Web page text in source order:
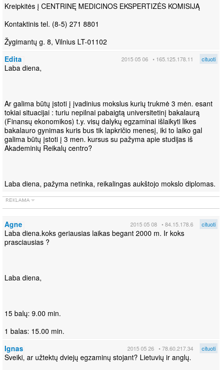
Kreipkitės į CENTRINĘ MEDICINOS EKSPERTIZĖS KOMISIJĄ
Kontaktinis tel. (8-5) 271 8801
Žygimantų g. 8, Vilnius LT-01102
Edita
2015 05 06 • 165.125.178.11 cituoti
Laba diena,
Ar galima būtų įstoti į įvadinius mokslus kurių trukmė 3 mėn. esant
tokiai situacijai : turiu nepilnai pabaigtą universitetinį bakalaurą
(Finansų ekonomikos) t.y. visų dalykų egzaminai išlaikyti likes
bakalauro gynimas kuris bus tik lapkričio menesį, iki to laiko gal
galima būtų įstoti į 3 men. kursus su pažyma apie studijas iš
Akademinių Reikalų centro?
Laba diena, pažyma netinka, reikalingas aukštojo mokslo diplomas.
Agne 2015 05 08 • 84.15.178.6 cituoti
Laba diena.koks geriausias laikas begant 2000 m. Ir koks
prasciausias ?
Laba diena,
15 balų: 9.00 min.
1 balas: 15.00 min.
Ignas
2015 05 26 • 78.60.217.34 cituoti
Sveiki, ar užtektų dviejų egzaminų stojant? Lietuvių ir anglų.